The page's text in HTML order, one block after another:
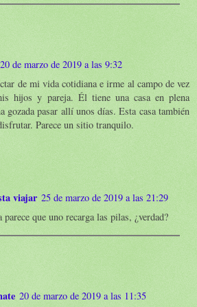
20 de marzo de 2019 a las 9:32
de mi vida cotidiana e irme al campo de vez
hijos y pareja. Él tiene una casa en plena
gozada pasar allí unos días. Esta casa también
Parece un sitio tranquilo.
viajar 25 de marzo de 2019 a las 21:29
parece que uno recarga las pilas, ¿verdad?
20 de marzo de 2019 a las 11:35